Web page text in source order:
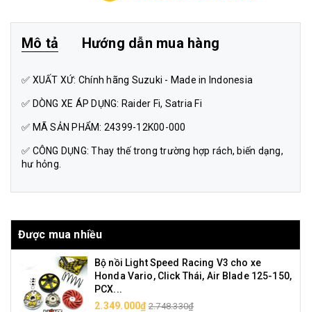
Mô tả Hướng dẫn mua hàng
✅ XUẤT XỨ: Chính hãng Suzuki - Made in Indonesia
✅ DÒNG XE ÁP DỤNG: Raider Fi, Satria Fi
✅ MÃ SẢN PHẨM: 24399-12K00-000
✅ CÔNG DỤNG: Thay thế trong trường hợp rách, biến dạng,
hư hỏng.
Được mua nhiều
Bộ nồi Light Speed Racing V3 cho xe
Honda Vario, Click Thái, Air Blade 125-150,
PCX...
2.349.000₫ 2.748.330₫